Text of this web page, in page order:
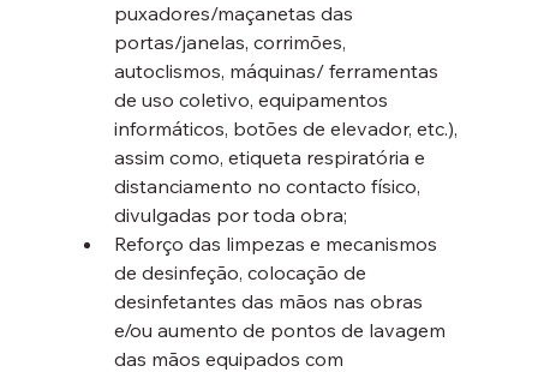
puxadores/maçanetas das
portas/janelas, corrimões,
autoclismos, máquinas/ ferramentas
de uso coletivo, equipamentos
informáticos, botões de elevador, etc.),
assim como, etiqueta respiratória e
distanciamento no contacto físico,
divulgadas por toda obra;
Reforço das limpezas e mecanismos
de desinfeção, colocação de
desinfetantes das mãos nas obras
e/ou aumento de pontos de lavagem
das mãos equipados com